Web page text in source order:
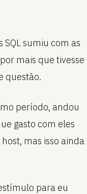
sumiu com as
mais que tivesse
questão.
período, andou
gasto com eles
mas isso ainda
para eu